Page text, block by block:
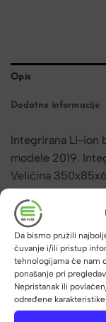
Da bismo pružili
čuvanje i/ili pristup
tehnologijama će nam
ponašanje pri
Nepristanak ili
određene
Opis
Dodatne informacije
Integrirana Li-ion
modele 2019.
Veličina
Cijena vrijedi za